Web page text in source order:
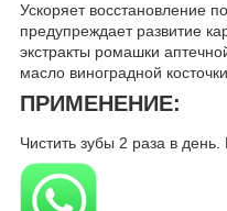
Ускоряет восстановление
предупреждает развитие
экстракты ромашки
масло виноградной
ПРИМЕНЕНИЕ:
Чистить зубы 2 раза в день.